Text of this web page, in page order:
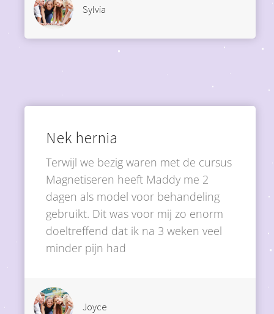
Sylvia
Nek hernia
Terwijl we bezig waren met de cursus
Magnetiseren heeft Maddy me 2
dagen als model voor behandeling
gebruikt. Dit was voor mij zo enorm
doeltreffend dat ik na 3 weken veel
minder pijn had
Joyce